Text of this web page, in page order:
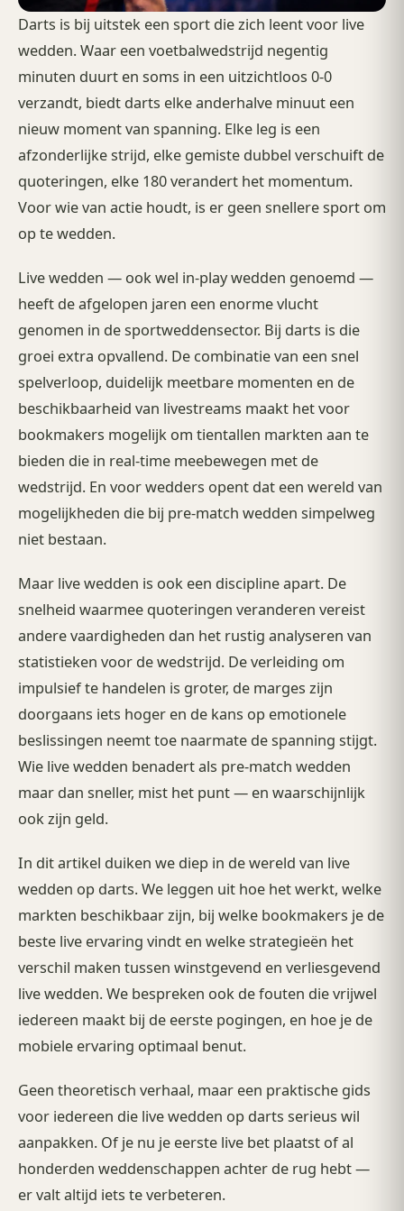
Darts is bij uitstek een sport die zich leent voor live
wedden. Waar een voetbalwedstrijd negentig
minuten duurt en soms in een uitzichtloos 0-0
verzandt, biedt darts elke anderhalve minuut een
nieuw moment van spanning. Elke leg is een
afzonderlijke strijd, elke gemiste dubbel verschuift de
quoteringen, elke 180 verandert het momentum.
Voor wie van actie houdt, is er geen snellere sport om
op te wedden.
Live wedden — ook wel in-play wedden genoemd —
heeft de afgelopen jaren een enorme vlucht
genomen in de sportweddensector. Bij darts is die
groei extra opvallend. De combinatie van een snel
spelverloop, duidelijk meetbare momenten en de
beschikbaarheid van livestreams maakt het voor
bookmakers mogelijk om tientallen markten aan te
bieden die in real-time meebewegen met de
wedstrijd. En voor wedders opent dat een wereld van
mogelijkheden die bij pre-match wedden simpelweg
niet bestaan.
Maar live wedden is ook een discipline apart. De
snelheid waarmee quoteringen veranderen vereist
andere vaardigheden dan het rustig analyseren van
statistieken voor de wedstrijd. De verleiding om
impulsief te handelen is groter, de marges zijn
doorgaans iets hoger en de kans op emotionele
beslissingen neemt toe naarmate de spanning stijgt.
Wie live wedden benadert als pre-match wedden
maar dan sneller, mist het punt — en waarschijnlijk
ook zijn geld.
In dit artikel duiken we diep in de wereld van live
wedden op darts. We leggen uit hoe het werkt, welke
markten beschikbaar zijn, bij welke bookmakers je de
beste live ervaring vindt en welke strategieën het
verschil maken tussen winstgevend en verliesgevend
live wedden. We bespreken ook de fouten die vrijwel
iedereen maakt bij de eerste pogingen, en hoe je de
mobiele ervaring optimaal benut.
Geen theoretisch verhaal, maar een praktische gids
voor iedereen die live wedden op darts serieus wil
aanpakken. Of je nu je eerste live bet plaatst of al
honderden weddenschappen achter de rug hebt —
er valt altijd iets te verbeteren.